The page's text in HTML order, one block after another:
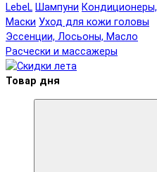
LebeL Шампуни Кондиционеры,
Маски Уход для кожи головы
Эссенции, Лосьоны, Масло
Расчески и массажеры
Товар дня